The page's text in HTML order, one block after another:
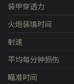
装甲穿透力
火炮装填时间
射速
平均每分钟损伤
瞄准时间